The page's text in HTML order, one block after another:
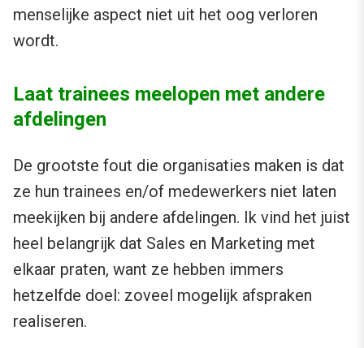
menselijke aspect niet uit het oog verloren
wordt.
Laat trainees meelopen met andere
afdelingen
De grootste fout die organisaties maken is dat
ze hun trainees en/of medewerkers niet laten
meekijken bij andere afdelingen. Ik vind het juist
heel belangrijk dat Sales en Marketing met
elkaar praten, want ze hebben immers
hetzelfde doel: zoveel mogelijk afspraken
realiseren.